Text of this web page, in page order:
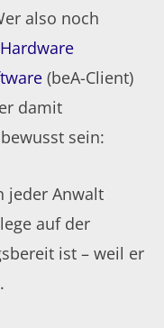
also noch
Hardware
(beA-Client)
damit
bewusst sein:
jeder Anwalt
auf der
ist – weil er